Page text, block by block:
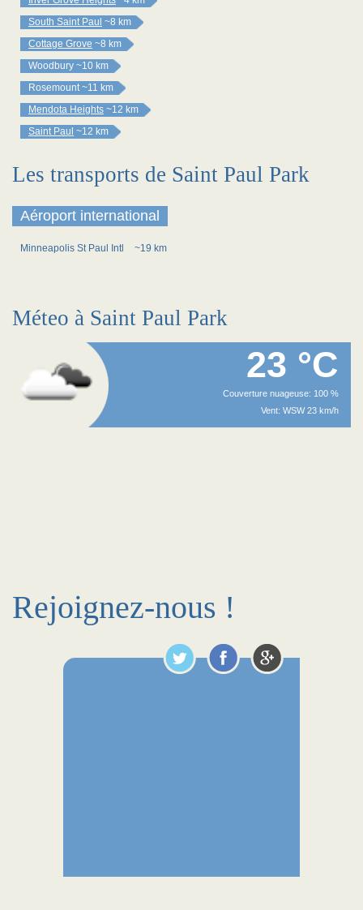
South Saint Paul ~8 km
Cottage Grove ~8 km
Woodbury ~10 km
Rosemount ~11 km
Mendota Heights ~12 km
Saint Paul ~12 km
Les transports de Saint Paul Park
Aéroport international
Minneapolis St Paul Intl ~19 km
Méteo à Saint Paul Park
23 °C
Couverture nuageuse: 100 %
Vent: WSW 23 km/h
Rejoignez-nous !